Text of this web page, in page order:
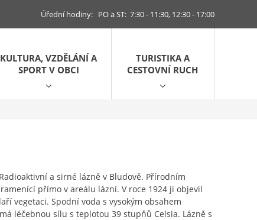
Úřední hodiny: PO a ST: 7:30 - 11:30, 12:30 - 17:00
KULTURA, VZDĚLÁNÍ A
SPORT V OBCI
TURISTIKA A
CESTOVNÍ RUCH
a sirné lázně v Bludově. Přírodním
přímo v areálu lázní. V roce 1924 ji objevil
vegetaci. Spodní voda s vysokým obsahem
léčebnou sílu s teplotou 39 stupňů Celsia. Lázně s